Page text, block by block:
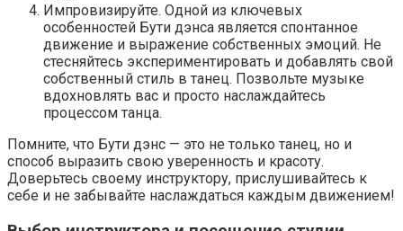
Импровизируйте. Одной из ключевых
особенностей Бути дэнса является спонтанное
движение и выражение собственных эмоций. Не
стесняйтесь экспериментировать и добавлять свой
собственный стиль в танец. Позвольте музыке
вдохновлять вас и просто наслаждайтесь
процессом танца.
Помните, что Бути дэнс — это не только танец, но и
способ выразить свою уверенность и красоту.
Доверьтесь своему инструктору, прислушивайтесь к
себе и не забывайте наслаждаться каждым движением!